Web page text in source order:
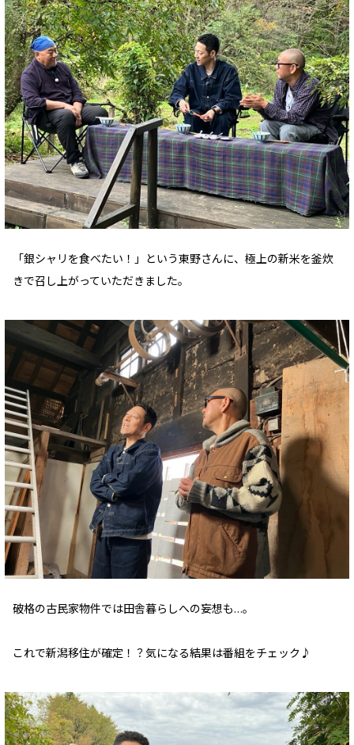
「銀シャリを食べたい！」という東野さんに、極上の新米を釜炊
きで召し上がっていただきました。
破格の古民家物件では田舎暮らしへの妄想も…。
これで新潟移住が確定！？気になる結果は番組をチェック♪